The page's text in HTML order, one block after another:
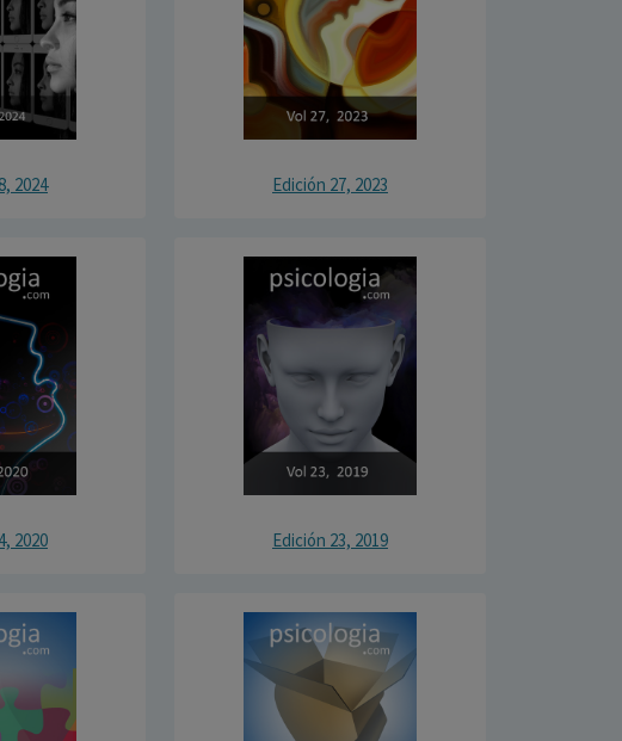
2024 Edición 27, 2023
2020 Edición 23, 2019